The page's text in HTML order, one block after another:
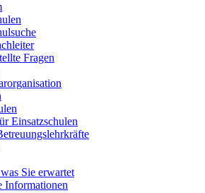
Fragen
Einsatzschulen
Sie erwartet
Informationen